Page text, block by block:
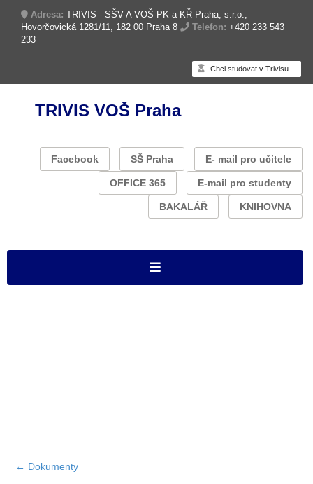
Adresa: TRIVIS - SŠV A VOŠ PK a KŘ Praha, s.r.o.,
Hovorčovická 1281/11, 182 00 Praha 8
Telefon: +420 233 543
233
Chci studovat v Trivisu
TRIVIS VOŠ Praha
Facebook SŠ Praha E- mail pro učitele
OFFICE 365 E-mail pro studenty
BAKALÁŘ KNIHOVNA
← Dokumenty